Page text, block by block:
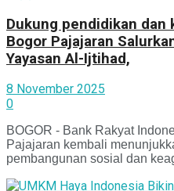
Dukung pendidikan dan
Bogor Pajajaran
Yayasan Al-Ijtihad,
8 November 2025
0
BOGOR - Bank Rakyat
Pajajaran kembali
pembangunan sosial dan